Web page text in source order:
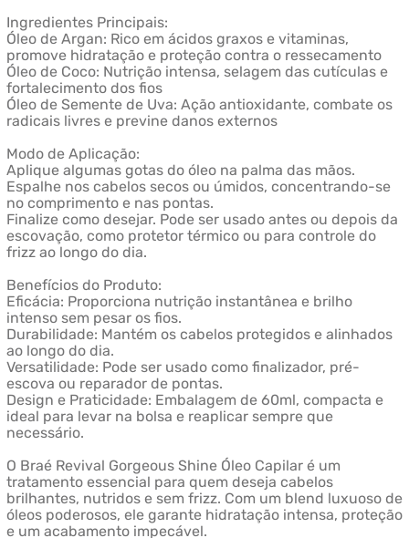
Ingredientes Principais:
Óleo de Argan: Rico em ácidos graxos e vitaminas,
promove hidratação e proteção contra o ressecamento
Óleo de Coco: Nutrição intensa, selagem das cutículas e
fortalecimento dos fios
Óleo de Semente de Uva: Ação antioxidante, combate os
radicais livres e previne danos externos
Modo de Aplicação:
Aplique algumas gotas do óleo na palma das mãos.
Espalhe nos cabelos secos ou úmidos, concentrando-se
no comprimento e nas pontas.
Finalize como desejar. Pode ser usado antes ou depois da
escovação, como protetor térmico ou para controle do
frizz ao longo do dia.
Benefícios do Produto:
Eficácia: Proporciona nutrição instantânea e brilho
intenso sem pesar os fios.
Durabilidade: Mantém os cabelos protegidos e alinhados
ao longo do dia.
Versatilidade: Pode ser usado como finalizador, pré-
escova ou reparador de pontas.
Design e Praticidade: Embalagem de 60ml, compacta e
ideal para levar na bolsa e reaplicar sempre que
necessário.
O Braé Revival Gorgeous Shine Óleo Capilar é um
tratamento essencial para quem deseja cabelos
brilhantes, nutridos e sem frizz. Com um blend luxuoso de
óleos poderosos, ele garante hidratação intensa, proteção
e um acabamento impecável.